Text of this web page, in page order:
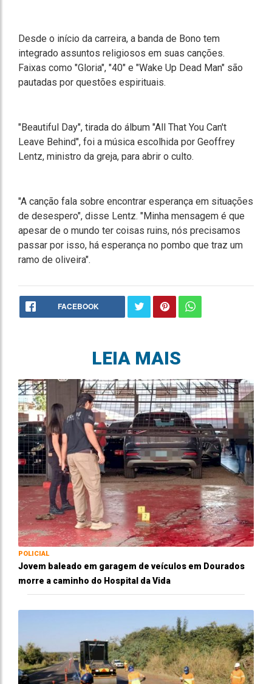
Desde o início da carreira, a banda de Bono tem
integrado assuntos religiosos em suas canções.
Faixas como "Gloria", "40" e "Wake Up Dead Man" são
pautadas por questões espirituais.
"Beautiful Day", tirada do álbum "All That You Can't
Leave Behind", foi a música escolhida por Geoffrey
Lentz, ministro da greja, para abrir o culto.
"A canção fala sobre encontrar esperança em situações
de desespero", disse Lentz. "Minha mensagem é que
apesar de o mundo ter coisas ruins, nós precisamos
passar por isso, há esperança no pombo que traz um
ramo de oliveira".
FACEBOOK
LEIA MAIS
POLICIAL
Jovem baleado em garagem de veículos em Dourados
morre a caminho do Hospital da Vida